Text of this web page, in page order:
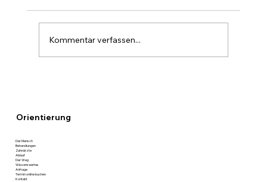
Kommentar verfassen...
Orientierung
Der Mensch
Behandlungen
Zahnärzte
Ablauf
Der Weg
Wissenswertes
Anfrage
Termin online buchen
Kontakt